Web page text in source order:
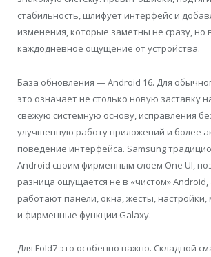
стабильность, шлифует интерфейс и
изменения, которые заметны не сразу, но
каждодневное ощущение от устройства.
База обновления — Android 16. Для
это означает не столько новую заставку
свежую системную основу, исправления
улучшенную работу приложений и более
поведение интерфейса. Samsung
Android своим фирменным слоем One UI,
разница ощущается не в «чистом» Android,
работают панели, окна, жесты, настройки,
и фирменные функции Galaxy.
Для Fold7 это особенно важно. Складной